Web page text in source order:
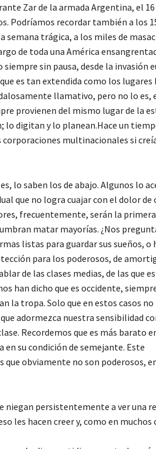
Zar de la armada Argentina, el
Podríamos recordar también a los
semana trágica, a los miles de
de toda una América
sin pausa, desde la invasión
es tan extendida como los
llamativo, pero no lo es,
provienen del mismo lugar de la
lo digitan y lo planean.Hace un
multinacionales si
lo saben los de abajo. Algunos lo
que no logra cuajar con el dolor de
frecuentemente, serán la
matar mayorías. ¿Nos
listas para guardar sus sueños, o
para los poderosos, de
de las clases medias, de las que
han dicho que es occidente,
la tropa. Solo que en estos casos no
adormezca nuestra sensibilidad
Recordemos que es más barato
su condición de semejante. Este
obviamente no son poderosos,
niegan persistentemente a ver una
les hacen creer y, como en muchos